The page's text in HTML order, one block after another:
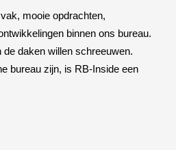
mooie opdrachten,
binnen ons bureau.
daken willen schreeuwen.
bureau zijn, is RB-Inside een